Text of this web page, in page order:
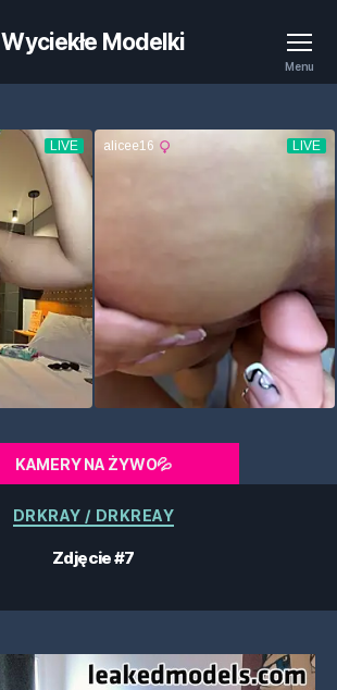
Wyciekłe Modelki
Menu
KAMERY NA ŻYWO💦
Kategorie
DRKRAY / DRKREAY
Zdjęcie #7